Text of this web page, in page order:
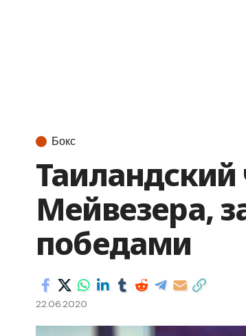
Бокс
Мейвезера,
победами
22.06.2020